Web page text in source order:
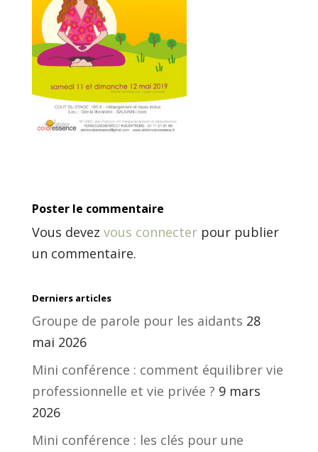
Poster le commentaire
Vous devez vous connecterpour publier
un commentaire.
Derniers articles
Groupe de parole pour les aidants 28
mai 2026
Mini conférence : comment équilibrer vie
professionnelle et vie privée ? 9 mars
2026
Mini conférence : les clés pour une